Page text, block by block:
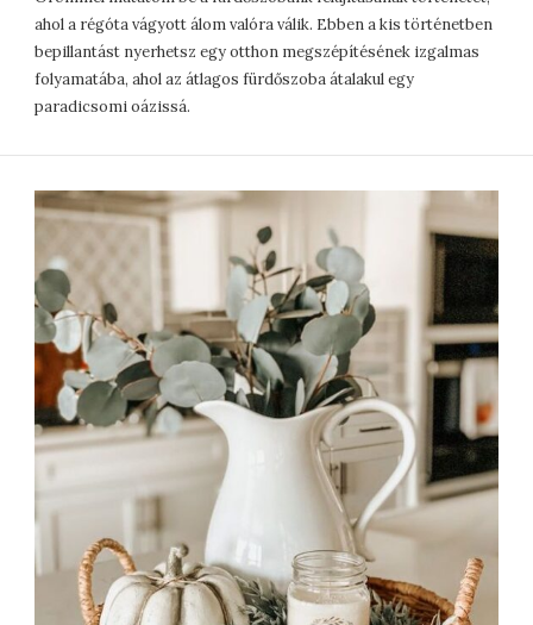
ahol a régóta vágyott álom valóra válik. Ebben a kis történetben
bepillantást nyerhetsz egy otthon megszépítésének izgalmas
folyamatába, ahol az átlagos fürdőszoba átalakul egy
paradicsomi oázissá.